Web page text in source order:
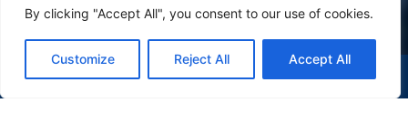
By clicking "Accept All", you consent to our use of cookies.
Customize Reject All Accept All
(47) 9 9977-7630